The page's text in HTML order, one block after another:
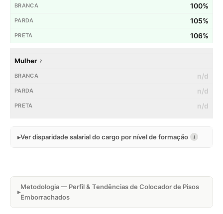
100%
105%
106%
Mulher ♀
n/d
n/d
n/d
Ver disparidade salarial do cargo por nível de formação i
Metodologia — Perfil & Tendências de Colocador de Pisos
Emborrachados